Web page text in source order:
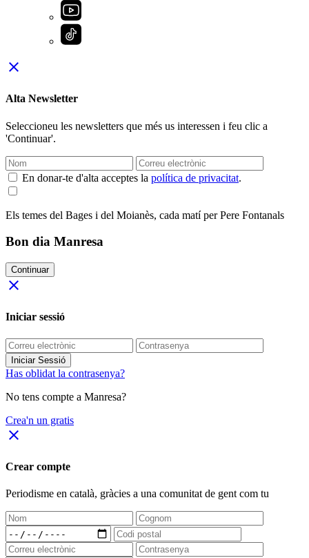
close
Alta Newsletter
Seleccioneu les newsletters que més us interessen i feu clic a
'Continuar'.
En donar-te d'alta acceptes la política de privacitat.
Els temes del Bages i del Moianès, cada matí per Pere Fontanals
Bon dia Manresa
Continuar
close
Iniciar sessió
Iniciar Sessió
Has oblidat la contrasenya?
No tens compte a Manresa?
Crea'n un gratis
close
Crear compte
Periodisme en català, gràcies a una comunitat de gent com tu